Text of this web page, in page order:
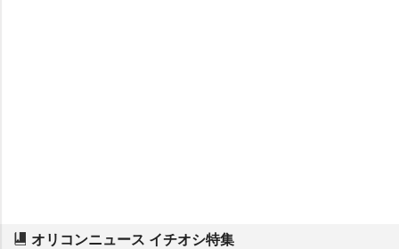
オリコンニュース イチオシ特集